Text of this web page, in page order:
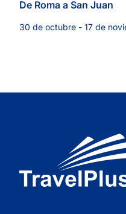
De Roma a San Juan
30 de octubre - 17 de